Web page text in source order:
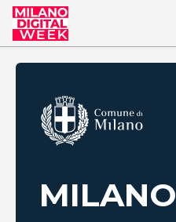
MILANO